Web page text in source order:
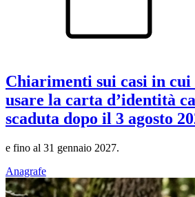
Chiarimenti sui casi in cui
usare la carta d’identità
scaduta dopo il 3 agosto
e fino al 31 gennaio 2027.
Anagrafe